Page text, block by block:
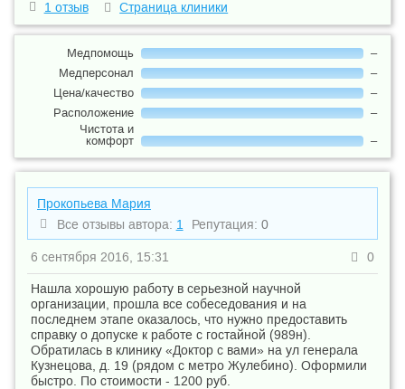
1 отзыв Страница клиники
Медпомощь
–
Медперсонал
–
Цена/качество
–
Расположение
–
Чистота и
комфорт
–
Прокопьева Мария
Все отзывы автора: 1 Репутация: 0
0
6 сентября 2016, 15:31
Нашла хорошую работу в серьезной научной
организации, прошла все собеседования и на
последнем этапе оказалось, что нужно предоставить
справку о допуске к работе с гостайной (989н).
Обратилась в клинику «Доктор с вами» на ул генерала
Кузнецова, д. 19 (рядом с метро Жулебино). Оформили
быстро. По стоимости - 1200 руб.